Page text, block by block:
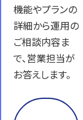
機能やプランの
詳細から運用の
ご相談内容ま
で、営業担当が
お答えします。